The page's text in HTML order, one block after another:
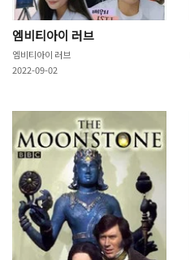
엠비티아이 러브
엠비티아이 러브
2022-09-02